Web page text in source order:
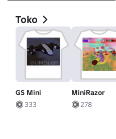
Toko
GS Mini
333
MiniRazor
278